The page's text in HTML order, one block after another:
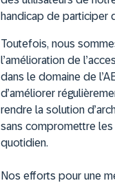
handicap de participer
Toutefois, nous
l’amélioration de
dans le domaine de
d’améliorer
rendre la solution
sans compromettre
quotidien.
Nos efforts pour une